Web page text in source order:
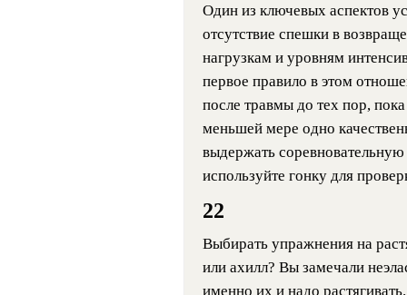
Один из ключевых аспектов
отсутствие спешки в
нагрузкам и уровням
первое правило в этом
после травмы до тех пор,
меньшей мере одно
выдержать
используйте гонку для
22
Выбирать упражнения на
или ахилл? Вы замечали
именно их и надо